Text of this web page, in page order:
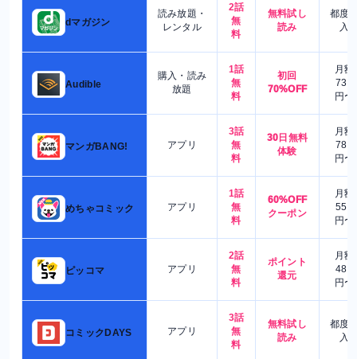
dマガジン
読み放題・
レンタル
2話
無
料
無料試し
読み
都度
入
Audible
購入・読み
放題
1話
無
料
初回
70%OFF
月額
730
円〜
マンガBANG! アプリ
3話
無
料
30日無料
体験
月額
780
円〜
めちゃコミック アプリ
1話
無
料
60%OFF
クーポン
月額
550
円〜
ピッコマ アプリ
2話
無
料
ポイント
還元
月額
480
円〜
コミックDAYS アプリ
3話
無
料
無料試し
読み
都度
入